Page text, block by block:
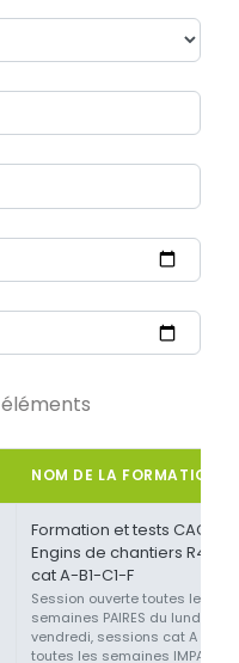
éléments
NOM DE LA FORMATION
Formation et tests CACES®
Engins de chantiers R482
cat A-B1-C1-F
Session ouverte toutes les
semaines PAIRES du lundi au
vendredi, sessions cat A ou F
toutes les semaines IMPAIRES